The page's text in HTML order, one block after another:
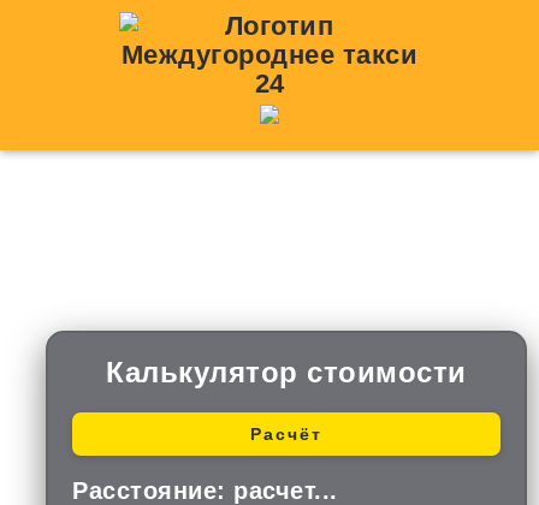
Калькулятор стоимости
Расчёт
Расстояние: расчет...